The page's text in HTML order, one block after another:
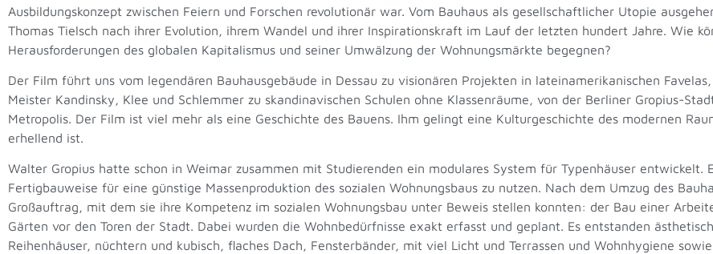
Ausbildungskonzept zwischen Feiern und Forschen revolutionär war. Vom Bauhaus als gesellschaftlicher Utopie
Thomas Tielsch nach ihrer Evolution, ihrem Wandel und ihrer Inspirationskraft im Lauf der letzten hundert Jahre. Wie
Herausforderungen des globalen Kapitalismus und seiner Umwälzung der Wohnungsmärkte begegnen?
Der Film führt uns vom legendären Bauhausgebäude in Dessau zu visionären Projekten in lateinamerikanischen
Meister Kandinsky, Klee und Schlemmer zu skandinavischen Schulen ohne Klassenräume, von der Berliner Gropius-
Metropolis. Der Film ist viel mehr als eine Geschichte des Bauens. Ihm gelingt eine Kulturgeschichte des modernen
erhellend ist.
Walter Gropius hatte schon in Weimar zusammen mit Studierenden ein modulares System für Typenhäuser entwickelt.
Fertigbauweise für eine günstige Massenproduktion des sozialen Wohnungsbaus zu nutzen. Nach dem Umzug des
Großauftrag, mit dem sie ihre Kompetenz im sozialen Wohnungsbau unter Beweis stellen konnten: der Bau einer
Gärten vor den Toren der Stadt. Dabei wurden die Wohnbedürfnisse exakt erfasst und geplant. Es entstanden
Reihenhäuser, nüchtern und kubisch, flaches Dach, Fensterbänder, mit viel Licht und Terrassen und Wohnhygiene